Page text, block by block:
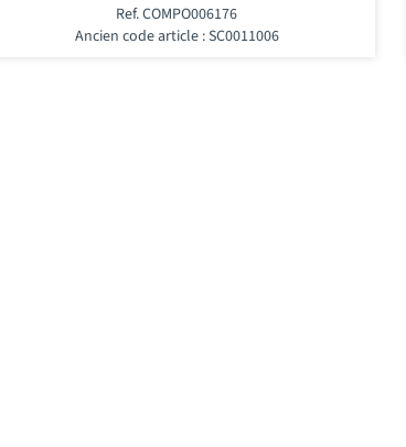
Ref. COMPO006176
Ancien code article : SC0011006